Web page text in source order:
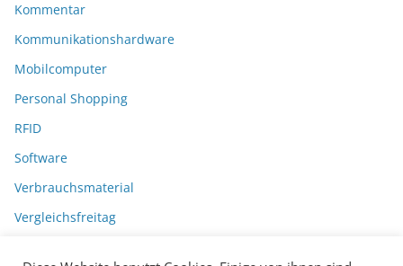
Kommentar
Kommunikationshardware
Mobilcomputer
Personal Shopping
RFID
Software
Verbrauchsmaterial
Vergleichsfreitag